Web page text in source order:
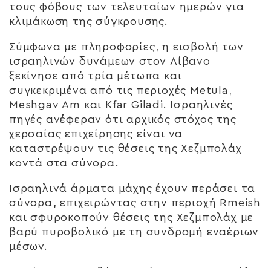
τους φόβους των τελευταίων ημερών για
κλιμάκωση της σύγκρουσης.
Σύμφωνα με πληροφορίες, η εισβολή των
ισραηλινών δυνάμεων στον Λίβανο
ξεκίνησε από τρία μέτωπα και
συγκεκριμένα από τις περιοχές Metula,
Meshgav Am και Kfar Giladi. Ισραηλινές
πηγές ανέφεραν ότι αρχικός στόχος της
χερσαίας επιχείρησης είναι να
καταστρέψουν τις θέσεις της Χεζμπολάχ
κοντά στα σύνορα.
Ισραηλινά άρματα μάχης έχουν περάσει τα
σύνορα, επιχειρώντας στην περιοχή Rmeish
και σφυροκοπούν θέσεις της Χεζμπολάχ με
βαρύ πυροβολικό με τη συνδρομή εναέριων
μέσων.